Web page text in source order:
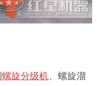
螺旋分级机、螺旋溜